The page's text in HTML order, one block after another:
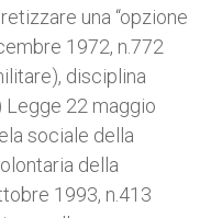
una “opzione
1972, n.772
disciplina
Legge 22 maggio
sociale della
della
1993, n.413